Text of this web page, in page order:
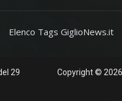
Elenco Tags GiglioNews.it
29
Copyright ©